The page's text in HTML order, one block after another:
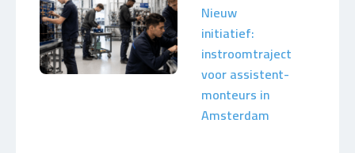
Nieuw
initiatief:
instroomtraject
voor assistent-
monteurs in
Amsterdam